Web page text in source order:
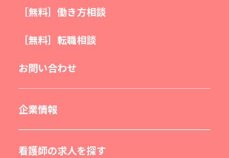
［無料］働き方相談
［無料］転職相談
お問い合わせ
企業情報
看護師の求人を探す